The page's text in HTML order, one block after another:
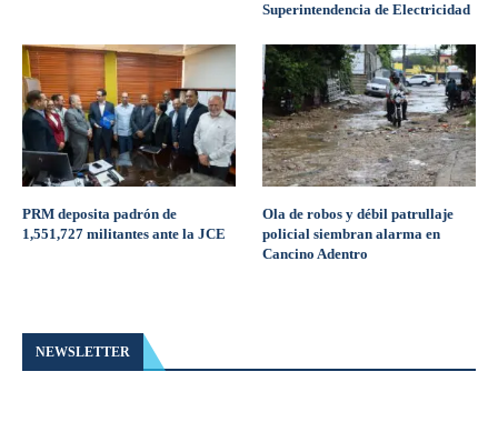
Superintendencia de Electricidad
PRM deposita padrón de
1,551,727 militantes ante la JCE
Ola de robos y débil patrullaje
policial siembran alarma en
Cancino Adentro
NEWSLETTER